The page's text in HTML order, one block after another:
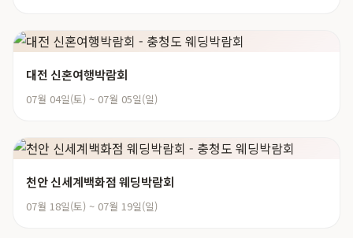
대전 신혼여행박람회
07월 04일(토) ~ 07월 05일(일)
천안 신세계백화점 웨딩박람회
07월 18일(토) ~ 07월 19일(일)